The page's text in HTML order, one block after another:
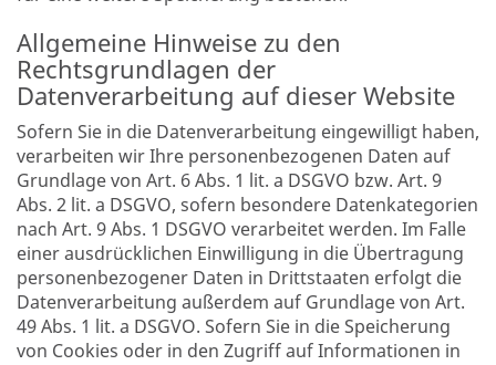
Allgemeine Hinweise zu den
Rechtsgrundlagen der
Datenverarbeitung auf dieser Website
Sofern Sie in die Datenverarbeitung eingewilligt haben,
verarbeiten wir Ihre personenbezogenen Daten auf
Grundlage von Art. 6 Abs. 1 lit. a DSGVO bzw. Art. 9
Abs. 2 lit. a DSGVO, sofern besondere Datenkategorien
nach Art. 9 Abs. 1 DSGVO verarbeitet werden. Im Falle
einer ausdrücklichen Einwilligung in die Übertragung
personenbezogener Daten in Drittstaaten erfolgt die
Datenverarbeitung außerdem auf Grundlage von Art.
49 Abs. 1 lit. a DSGVO. Sofern Sie in die Speicherung
von Cookies oder in den Zugriff auf Informationen in